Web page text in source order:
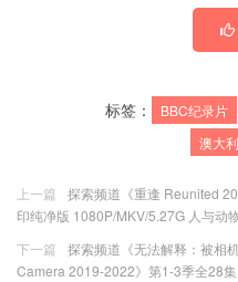
标签： BBC纪录片
澳大
上一篇
探索频道《重逢 Reunited
印纯净版 1080P/MKV/5.27G 人与动
下一篇
探索频道《无法解释：被相
Camera 2019-2022》第1-3季全28